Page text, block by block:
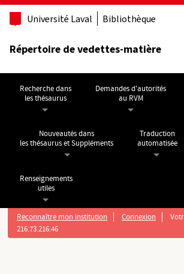
Université Laval Bibliothèque
Répertoire de vedettes-matière
Recherche dans
les thésaurus
Demandes d'autorités
au RVM
Nouveautés dans
les thésaurus et Suppléments
Traduction
automatisée
Renseignements
utiles
Reconnaître mon institution Connexion
216.73.216.46